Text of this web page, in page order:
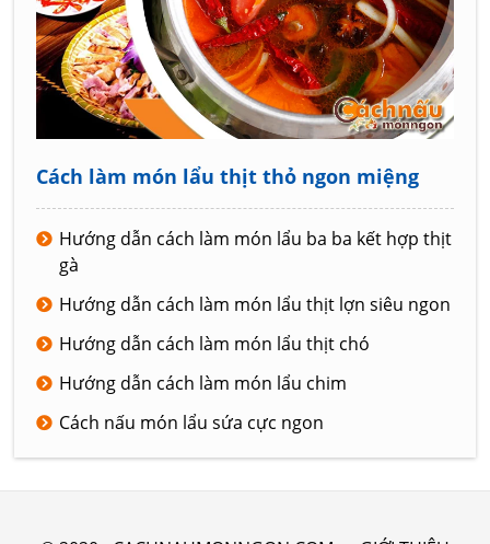
Cách làm món lẩu thịt thỏ ngon miệng
Hướng dẫn cách làm món lẩu ba ba kết hợp thịt
gà
Hướng dẫn cách làm món lẩu thịt lợn siêu ngon
Hướng dẫn cách làm món lẩu thịt chó
Hướng dẫn cách làm món lẩu chim
Cách nấu món lẩu sứa cực ngon